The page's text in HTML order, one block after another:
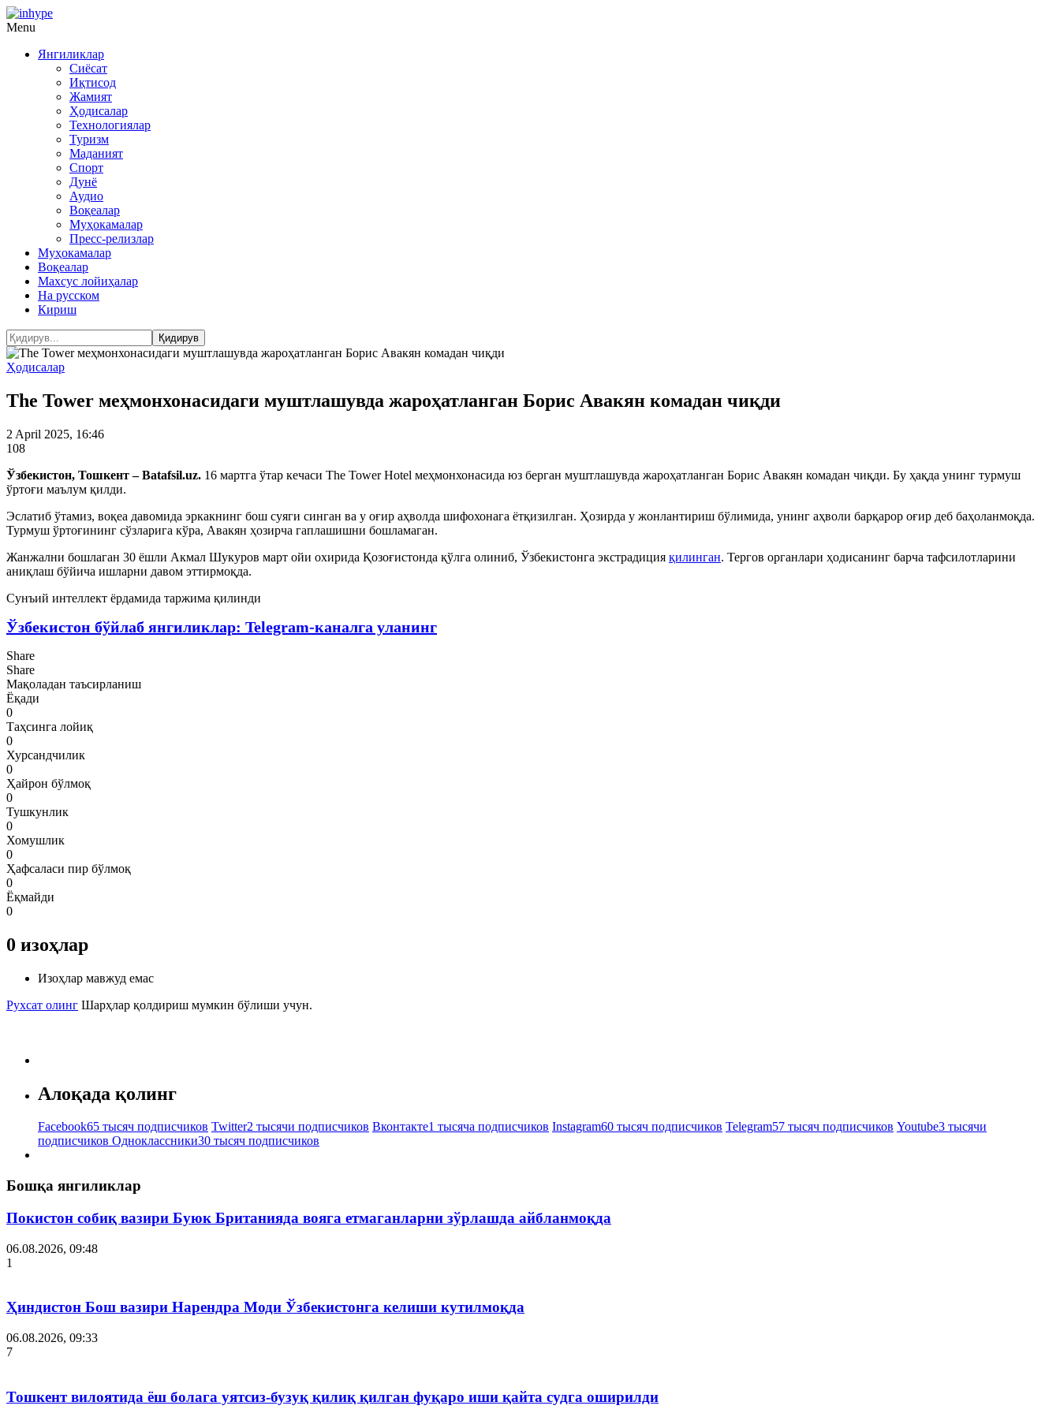
Menu
Янгиликлар
Сиёсат
Иқтисод
Жамият
Ҳодисалар
Технологиялар
Туризм
Маданият
Спорт
Дунё
Аудио
Воқеалар
Муҳокамалар
Пресс-релизлар
Муҳокамалар
Воқеалар
Махсус лойиҳалар
На русском
Кириш
Ҳодисалар
The Tower меҳмонхонасидаги муштлашувда жароҳатланган Борис Авакян комадан чиқди
2 April 2025, 16:46
108
Ўзбекистон, Тошкент – Batafsil.uz. 16 мартга ўтар кечаси The Tower Hotel меҳмонхонасида юз берган муштлашувда жароҳатланган Борис Авакян комадан чиқди. Бу ҳақда унинг турмуш
ўртоғи маълум қилди.
Эслатиб ўтамиз, воқеа давомида эркакнинг бош суяги синган ва у оғир аҳволда шифохонага ётқизилган. Ҳозирда у жонлантириш бўлимида, унинг аҳволи барқарор оғир деб баҳоланмоқда.
Турмуш ўртоғининг сўзларига кўра, Авакян ҳозирча гаплашишни бошламаган.
Жанжални бошлаган 30 ёшли Акмал Шукуров март ойи охирида Қозоғистонда қўлга олиниб, Ўзбекистонга экстрадиция қилинган. Тергов органлари ҳодисанинг барча тафсилотларини
аниқлаш бўйича ишларни давом эттирмоқда.
Сунъий интеллект ёрдамида таржима қилинди
Ўзбекистон бўйлаб янгиликлар: Telegram-каналга уланинг
Share
Share
Мақоладан таъсирланиш
Ёқади
0
Таҳсинга лойиқ
0
Хурсандчилик
0
Ҳайрон бўлмоқ
0
Тушкунлик
0
Хомушлик
0
Ҳафсаласи пир бўлмоқ
0
Ёқмайди
0
0 изоҳлар
Изоҳлар мавжуд емас
Рухсат олинг Шарҳлар қолдириш мумкин бўлиши учун.
Алоқада қолинг
Facebook65 тысяч подписчиков Twitter2 тысячи подписчиков Вконтакте1 тысяча подписчиков Instagram60 тысяч подписчиков Telegram57 тысяч подписчиков Youtube3 тысячи
подписчиков Одноклассники30 тысяч подписчиков
Бошқа янгиликлар
Покистон собиқ вазири Буюк Британияда вояга етмаганларни зўрлашда айбланмоқда
06.08.2026, 09:48
1
Ҳиндистон Бош вазири Нарендра Моди Ўзбекистонга келиши кутилмоқда
06.08.2026, 09:33
7
Тошкент вилоятида ёш болага уятсиз-бузуқ қилиқ қилган фуқаро иши қайта судга оширилди